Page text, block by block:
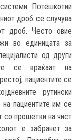
Потешкотии
дроб се случува
дроб. Често овие
во единицата за
од други
се враќаат на
пациентите се
рутински
на пациентите им се
со прошетки на чист
е забранет за